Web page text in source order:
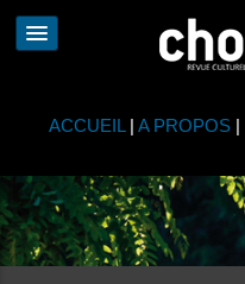
ACCUEIL | A PROPOS|